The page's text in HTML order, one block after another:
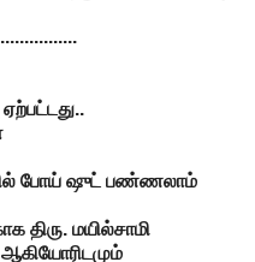
ஏற்பட்டது..
போய் ஷுட் பண்ணலாம்
திரு. மயில்சாமி